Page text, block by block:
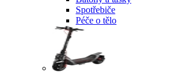
Spotřebiče
Péče o tělo